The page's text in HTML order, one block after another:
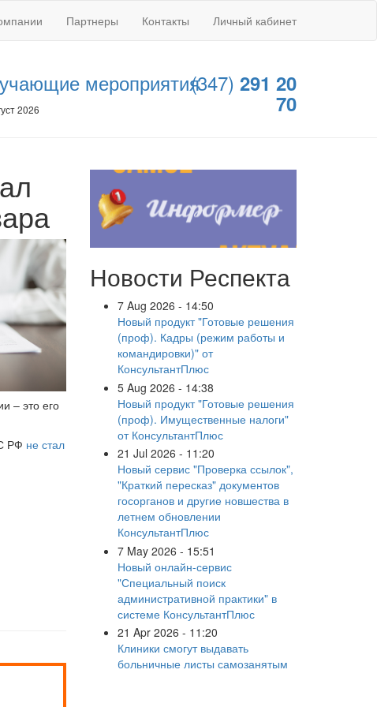
Партнеры Контакты Личный кабинет
мероприятия
2026
(347) 291 20
70
– это его
РФ не стал
Новости Респекта
7 Aug 2026 - 14:50
Новый продукт "Готовые решения
(проф). Кадры (режим работы и
командировки)" от
КонсультантПлюс
5 Aug 2026 - 14:38
Новый продукт "Готовые решения
(проф). Имущественные налоги"
от КонсультантПлюс
21 Jul 2026 - 11:20
Новый сервис "Проверка ссылок",
"Краткий пересказ" документов
госорганов и другие новшества в
летнем обновлении
КонсультантПлюс
7 May 2026 - 15:51
Новый онлайн-сервис
"Специальный поиск
административной практики" в
системе КонсультантПлюс
21 Apr 2026 - 11:20
Клиники смогут выдавать
больничные листы самозанятым